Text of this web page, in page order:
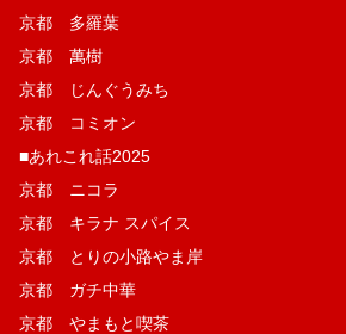
京都 多羅葉
京都 萬樹
京都 じんぐうみち
京都 コミオン
■あれこれ話2025
京都 ニコラ
京都 キラナ スパイス
京都 とりの小路やま岸
京都 ガチ中華
京都 やまもと喫茶